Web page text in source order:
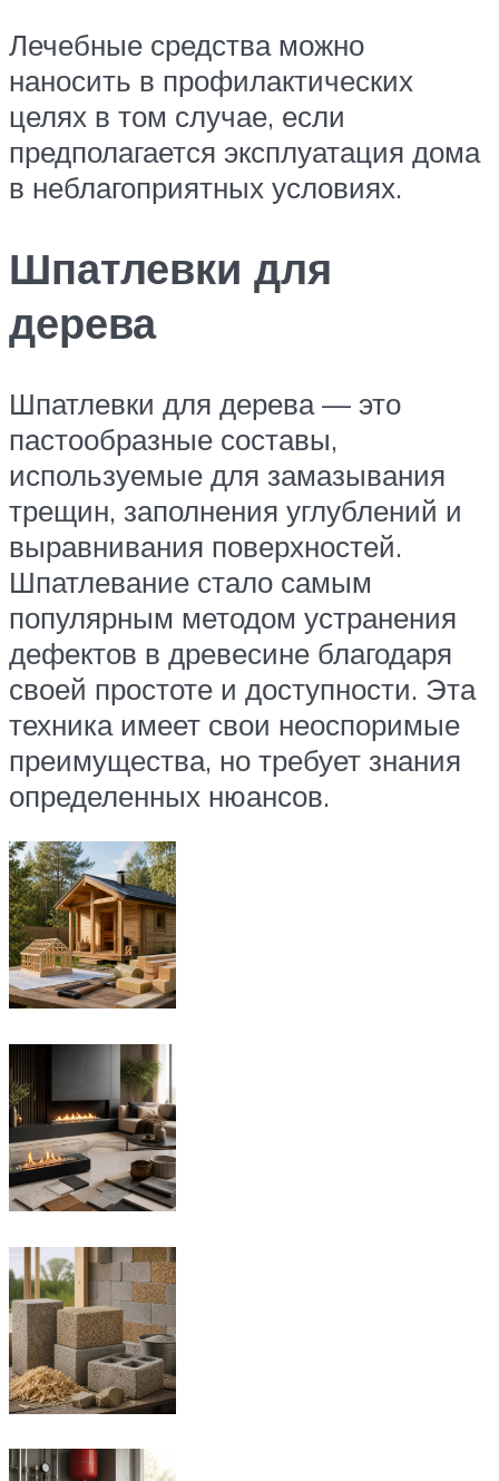
Лечебные средства можно
наносить в профилактических
целях в том случае, если
предполагается эксплуатация дома
в неблагоприятных условиях.
Шпатлевки для
дерева
Шпатлевки для дерева — это
пастообразные составы,
используемые для замазывания
трещин, заполнения углублений и
выравнивания поверхностей.
Шпатлевание стало самым
популярным методом устранения
дефектов в древесине благодаря
своей простоте и доступности. Эта
техника имеет свои неоспоримые
преимущества, но требует знания
определенных нюансов.